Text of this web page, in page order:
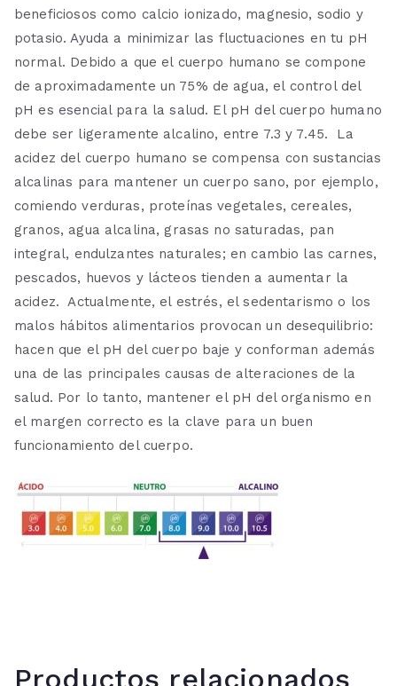
beneficiosos como calcio ionizado, magnesio, sodio y
potasio. Ayuda a minimizar las fluctuaciones en tu pH
normal. Debido a que el cuerpo humano se compone
de aproximadamente un 75% de agua, el control del
pH es esencial para la salud. El pH del cuerpo humano
debe ser ligeramente alcalino, entre 7.3 y 7.45. La
acidez del cuerpo humano se compensa con sustancias
alcalinas para mantener un cuerpo sano, por ejemplo,
comiendo verduras, proteínas vegetales, cereales,
granos, agua alcalina, grasas no saturadas, pan
integral, endulzantes naturales; en cambio las carnes,
pescados, huevos y lácteos tienden a aumentar la
acidez. Actualmente, el estrés, el sedentarismo o los
malos hábitos alimentarios provocan un desequilibrio:
hacen que el pH del cuerpo baje y conforman además
una de las principales causas de alteraciones de la
salud. Por lo tanto, mantener el pH del organismo en
el margen correcto es la clave para un buen
funcionamiento del cuerpo.
Productos relacionados